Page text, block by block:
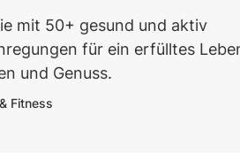
mit 50+ gesund und aktiv
für ein erfülltes
und Genuss.
Fitness